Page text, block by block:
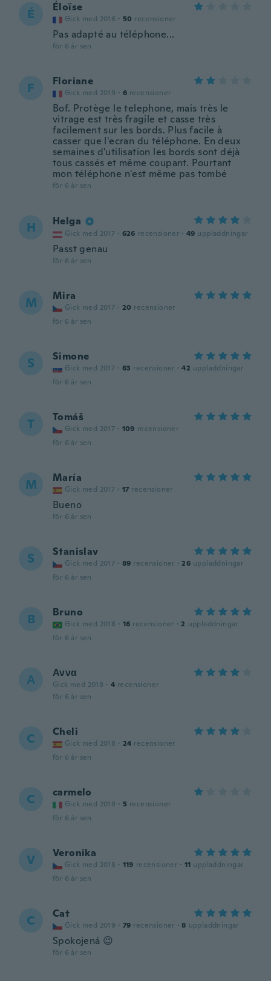
É Éloïse
Gick med 2016 · 50 recensioner
Pas adapté au téléphone...
för 6 år sen
F Floriane
Gick med 2019 · 6 recensioner
Bof. Protège le telephone, mais très le
vitrage est très fragile et casse très
facilement sur les bords. Plus facile à
casser que l'ecran du téléphone. En deux
semaines d'utilisation les bords sont déjà
tous cassés et même coupant. Pourtant
mon téléphone n'est même pas tombé
för 6 år sen
H Helga
Gick med 2017 · 626 recensioner · 49 uppladdningar
Passt genau
för 6 år sen
M Mira
Gick med 2017 · 20 recensioner
för 6 år sen
S Simone
Gick med 2017 · 63 recensioner · 42 uppladdningar
för 6 år sen
T Tomáš
Gick med 2017 · 109 recensioner
för 6 år sen
M María
Gick med 2017 · 17 recensioner
Bueno
för 6 år sen
S Stanislav
Gick med 2017 · 89 recensioner · 26 uppladdningar
för 6 år sen
B Bruno
Gick med 2018 · 16 recensioner · 2 uppladdningar
för 6 år sen
Α Αννα
Gick med 2018 · 4 recensioner
för 6 år sen
C Cheli
Gick med 2018 · 24 recensioner
för 6 år sen
C carmelo
Gick med 2019 · 5 recensioner
för 6 år sen
V Veronika
Gick med 2018 · 119 recensioner · 11 uppladdningar
för 6 år sen
C Cat
Gick med 2019 · 79 recensioner · 8 uppladdningar
Spokojená 😉
för 6 år sen